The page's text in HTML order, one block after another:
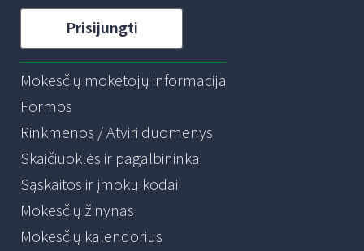
Prisijungti
Mokesčių mokėtojų informacija
Formos
Rinkmenos / Atviri duomenys
Skaičiuoklės ir pagalbininkai
Sąskaitos ir įmokų kodai
Mokesčių žinynas
Mokesčių kalendorius